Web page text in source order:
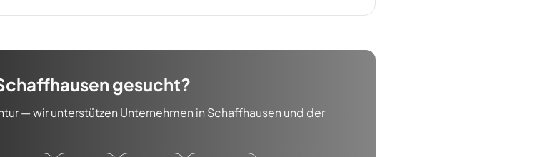
gesucht?
— wir unterstützen Unternehmen in Schaffhausen und der